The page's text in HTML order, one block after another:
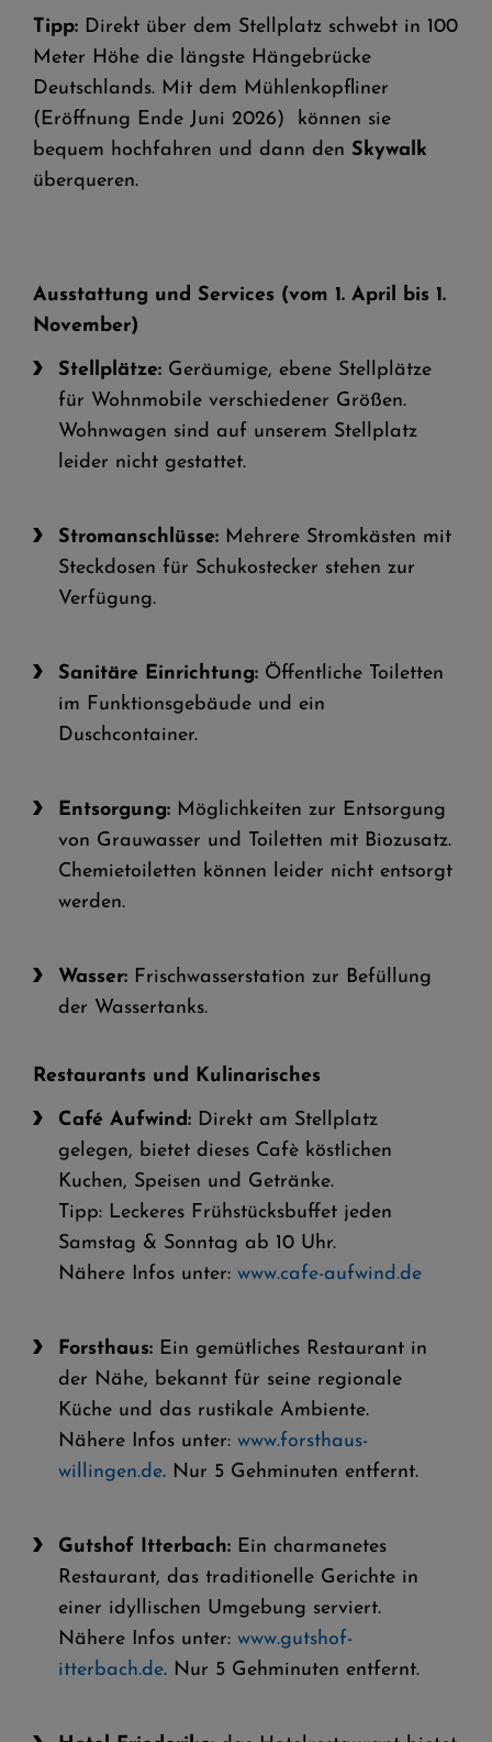
Tipp: Direkt über dem Stellplatz schwebt in 100
Meter Höhe die längste Hängebrücke
Deutschlands. Mit dem Mühlenkopfliner
(Eröffnung Ende Juni 2026) können sie
bequem hochfahren und dann den Skywalk
überqueren.
Ausstattung und Services (vom 1. April bis 1.
November)
Stellplätze: Geräumige, ebene Stellplätze
für Wohnmobile verschiedener Größen.
Wohnwagen sind auf unserem Stellplatz
leider nicht gestattet.
Stromanschlüsse: Mehrere Stromkästen mit
Steckdosen für Schukostecker stehen zur
Verfügung.
Sanitäre Einrichtung: Öffentliche Toiletten
im Funktionsgebäude und ein
Duschcontainer.
Entsorgung: Möglichkeiten zur Entsorgung
von Grauwasser und Toiletten mit Biozusatz.
Chemietoiletten können leider nicht entsorgt
werden.
Wasser: Frischwasserstation zur Befüllung
der Wassertanks.
Restaurants und Kulinarisches
Café Aufwind: Direkt am Stellplatz
gelegen, bietet dieses Cafè köstlichen
Kuchen, Speisen und Getränke.
Tipp: Leckeres Frühstücksbuffet jeden
Samstag & Sonntag ab 10 Uhr.
Nähere Infos unter:www.cafe-aufwind.de
Forsthaus: Ein gemütliches Restaurant in
der Nähe, bekannt für seine regionale
Küche und das rustikale Ambiente.
Nähere Infos unter:www.forsthaus-
willingen.de. Nur 5 Gehminuten entfernt.
Gutshof Itterbach: Ein charmanetes
Restaurant, das traditionelle Gerichte in
einer idyllischen Umgebung serviert.
Nähere Infos unter:www.gutshof-
itterbach.de. Nur 5 Gehminuten entfernt.